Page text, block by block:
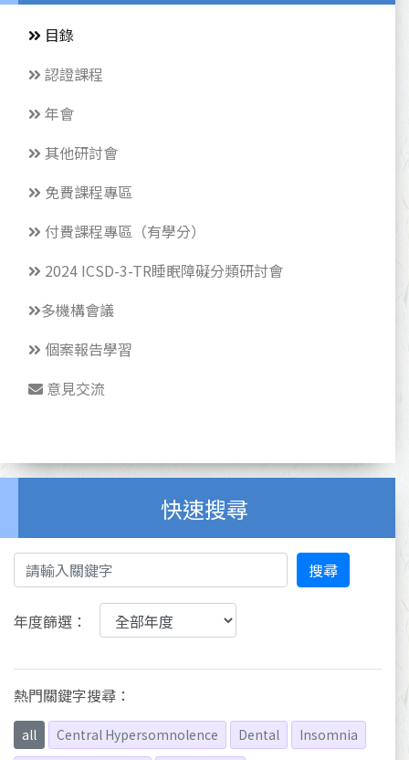
目錄
認證課程
年會
其他研討會
免費課程專區
付費課程專區（有學分）
2024 ICSD-3-TR睡眠障礙分類研討會
多機構會議
個案報告學習
意見交流
快速搜尋
搜尋
年度篩選：
熱門關鍵字搜尋：
all Central Hypersomnolence Dental
Insomnia